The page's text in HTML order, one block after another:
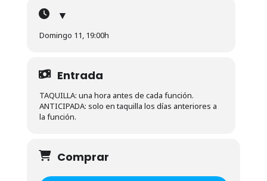
▼
Domingo 11, 19:00h
Entrada
TAQUILLA: una hora antes de cada función.
ANTICIPADA: solo en taquilla los días anteriores a
la función.
Comprar